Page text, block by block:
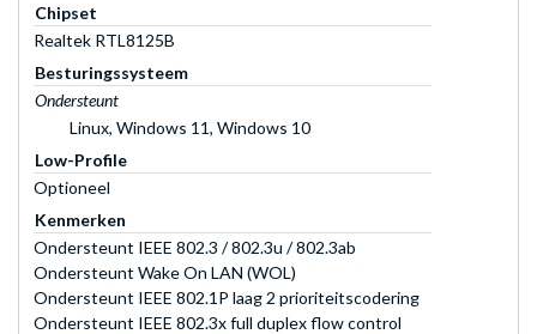
Chipset
Realtek RTL8125B
Besturingssysteem
Ondersteunt
Linux, Windows 11, Windows 10
Low-Profile
Optioneel
Kenmerken
Ondersteunt IEEE 802.3 / 802.3u / 802.3ab
Ondersteunt Wake On LAN (WOL)
Ondersteunt IEEE 802.1P laag 2 prioriteitscodering
Ondersteunt IEEE 802.3x full duplex flow control